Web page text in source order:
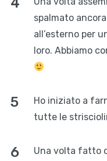
spalmato
all’esterno per
loro. Abbiamo
Ho iniziato a
tutte le
Una volta fatto